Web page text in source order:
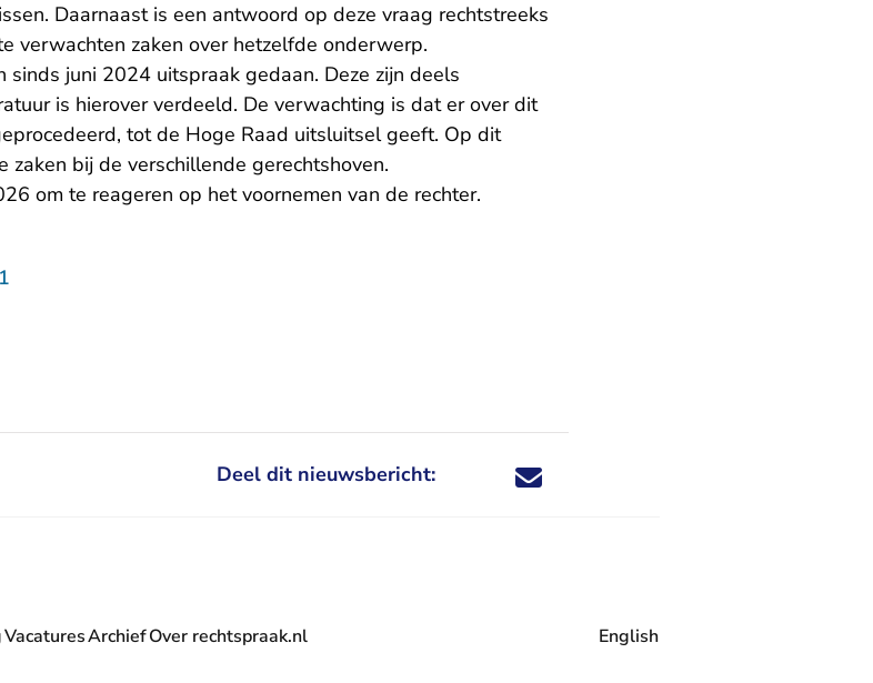
Daarnaast is een antwoord op deze vraag rechtstreeks
verwachten zaken over hetzelfde onderwerp.
sinds juni 2024 uitspraak gedaan. Deze zijn deels
is hierover verdeeld. De verwachting is dat er over dit
tot de Hoge Raad uitsluitsel geeft. Op dit
bij de verschillende gerechtshoven.
om te reageren op het voornemen van de rechter.
Deel dit nieuwsbericht: Deel dit nieuwsbericht via X - U verlaat
Deel dit nieuwsbericht via Facebook - U
Deel dit nieuwsbericht via e-mail
Deel dit nieuwsbericht via LinkedIn - U
Rechtspraak.nl
Vacatures
- U verlaat Rechtspraak.nl
ArchiefOver rechtspraak.nl English